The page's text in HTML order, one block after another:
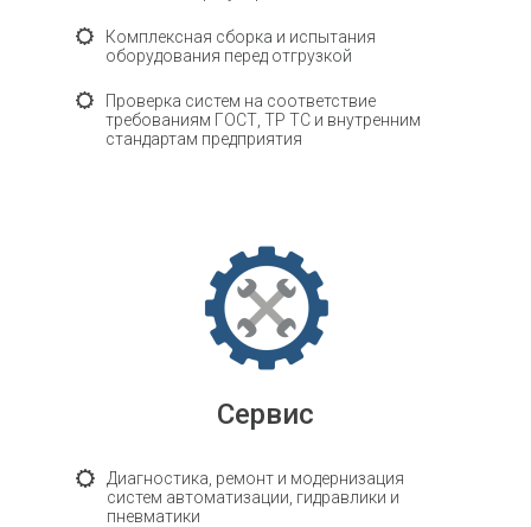
Сервис
Проверка систем на соответствие
требованиям ГОСТ, ТР ТС и внутренним
стандартам предприятия
Комплексная сборка и испытания
оборудования перед отгрузкой
Диагностика, ремонт и модернизация
систем автоматизации, гидравлики и
пневматики